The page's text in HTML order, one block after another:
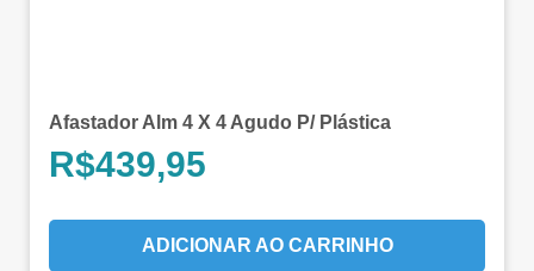
Afastador Alm 4 X 4 Agudo P/ Plástica
R$439,95
ADICIONAR AO CARRINHO